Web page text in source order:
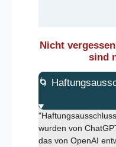
Nicht
sind
🌀
wurden von
das von OpenAI